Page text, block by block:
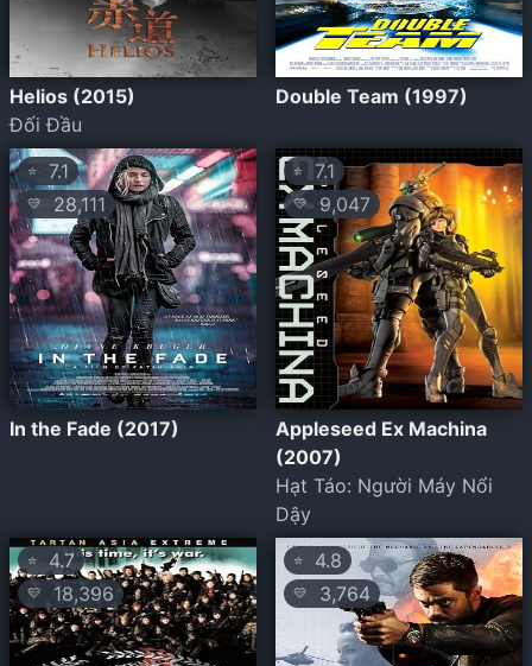
Helios (2015)
Đối Đầu
Double Team (1997)
⭐ 7.1
💛 28,111
In the Fade (2017)
⭐ 7.1
💛 9,047
Appleseed Ex Machina
(2007)
Hạt Táo: Người Máy Nổi
Dậy
⭐ 4.7
💛 18,396
⭐ 4.8
💛 3,764